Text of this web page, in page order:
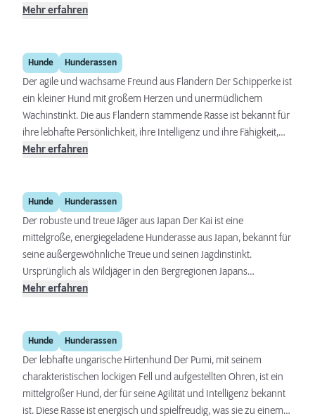
für ihre Sanftmut, Intelligenz und Unabhängigkeit bekannt.
selbstständigen Hund schätzen. Trotz ihrer Unabhängigkeit
bauen sie eine tiefe Bindung zu ihren Besitzern auf, benötigen
jedoch eine sanfte Erziehung und angemessene Bewegung.
Mehr erfahren
Hunde Hunderassen
Schipperke
Der agile und wachsame Freund aus Flandern Der Schipperke ist
ein kleiner Hund mit großem Herzen und unermüdlichem
Wachinstinkt. Die aus Flandern stammende Rasse ist bekannt für
ihre lebhafte Persönlichkeit, ihre Intelligenz und ihre Fähigkeit,
ein treuer Wächter und Familienbegleiter zu sein. Trotz seiner
entzückenden und vielseitigen Gefährten macht. Um seine
Energie sinnvoll zu nutzen und Verhaltensprobleme zu
vermeiden, sind eine konsequente Erziehung und genügend
geistige sowie körperliche Beschäftigung unerlässlich.
Mehr erfahren
Hunde Hunderassen
Kai
Der robuste und treue Jäger aus Japan Der Kai ist eine
mittelgroße, energiegeladene Hunderasse aus Japan, bekannt für
seine außergewöhnliche Treue und seinen Jagdinstinkt.
Ursprünglich als Wildjäger in den Bergregionen Japans
eingesetzt, hat sich der Kai zu einem fähigen und vielseitigen
einzigartigen Begleiter für diejenigen, die ein aktives Leben
führen.
Mehr erfahren
Hunde Hunderassen
Pumi
Der lebhafte ungarische Hirtenhund Der Pumi, mit seinem
charakteristischen lockigen Fell und aufgestellten Ohren, ist ein
mittelgroßer Hund, der für seine Agilität und Intelligenz bekannt
ist. Diese Rasse ist energisch und spielfreudig, was sie zu einem